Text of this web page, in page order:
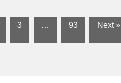
3 … 93 Next »